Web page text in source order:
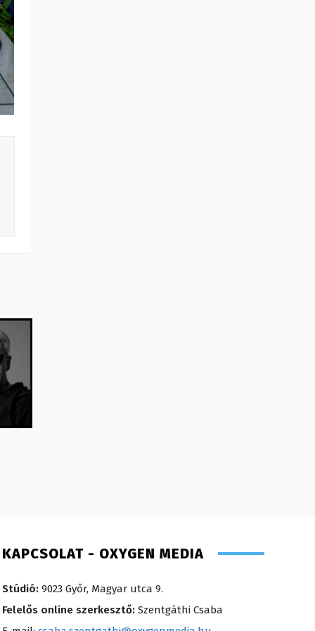
KAPCSOLAT - OXYGEN MEDIA
Stúdió: 9023 Győr, Magyar utca 9.
Felelős online szerkesztő: Szentgáthi Csaba